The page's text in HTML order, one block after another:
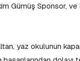
Gümüş Sponsor,
yaz okulunun